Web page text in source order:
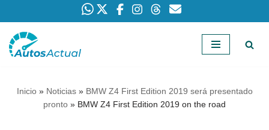
Saltar
Inicio» Noticias» BMW Z4 First Edition 2019 será presentado
pronto » BMW Z4 First Edition 2019 on the road